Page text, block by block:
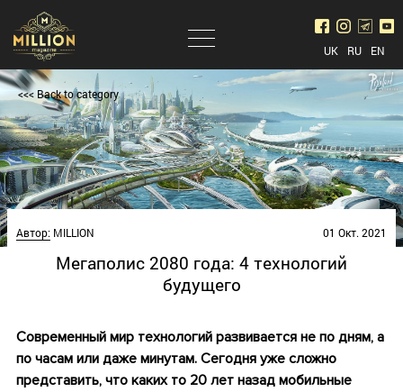
UK RU EN
<<< Back to category
Автор:MILLION 01 Окт. 2021
Мегаполис 2080 года: 4 технологий
будущего
Современный мир технологий развивается не по дням, а
по часам или даже минутам. Сегодня уже сложно
представить, что каких то 20 лет назад мобильные